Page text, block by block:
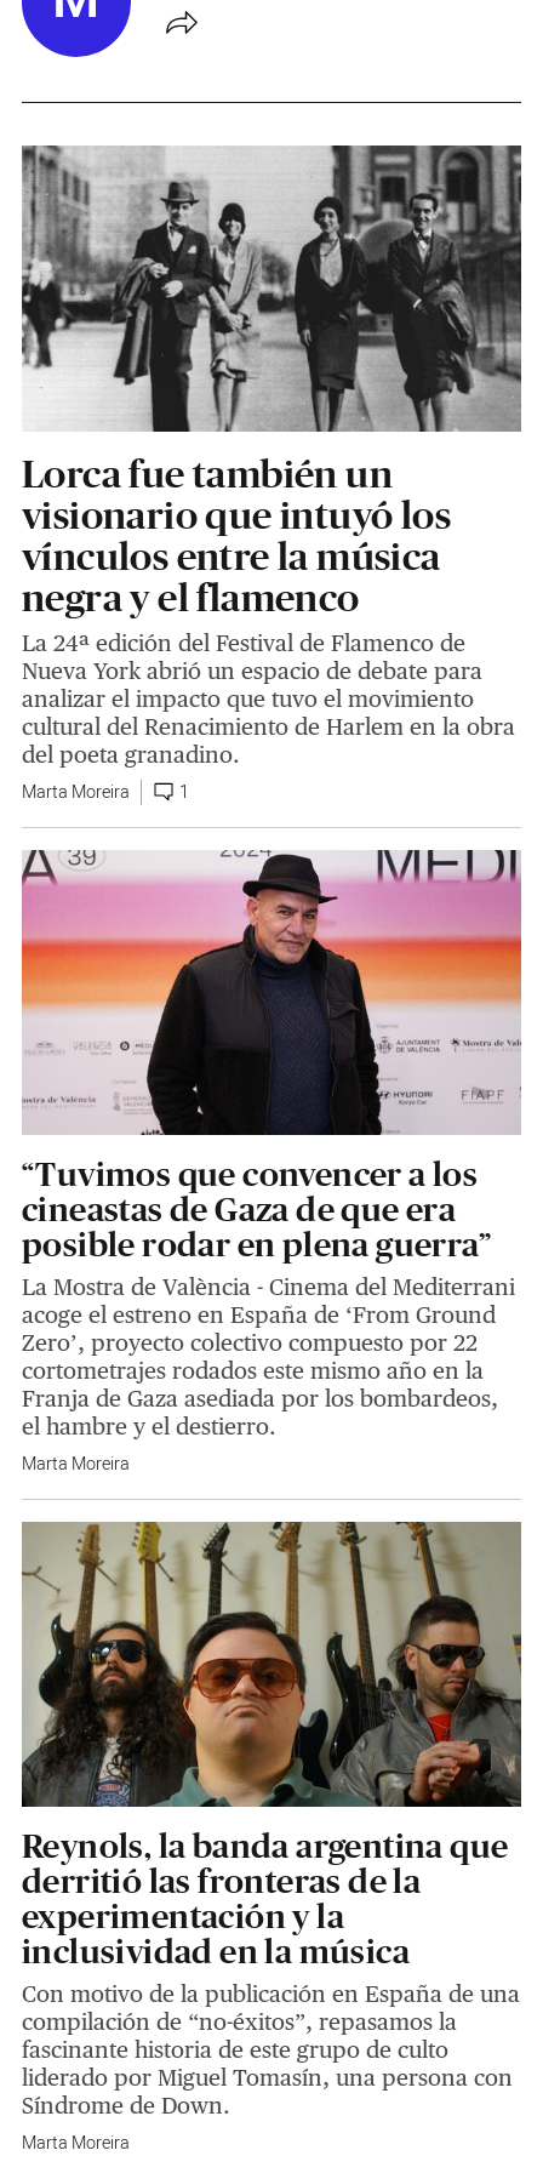
Lorca fue también un
visionario que intuyó los
vínculos entre la música
negra y el flamenco
La 24ª edición del Festival de Flamenco de
Nueva York abrió un espacio de debate para
analizar el impacto que tuvo el movimiento
cultural del Renacimiento de Harlem en la obra
del poeta granadino.
Marta Moreira 1
“Tuvimos que convencer a los
cineastas de Gaza de que era
posible rodar en plena guerra”
La Mostra de València - Cinema del Mediterrani
acoge el estreno en España de ‘From Ground
Zero’, proyecto colectivo compuesto por 22
cortometrajes rodados este mismo año en la
Franja de Gaza asediada por los bombardeos,
el hambre y el destierro.
Marta Moreira
Reynols, la banda argentina que
derritió las fronteras de la
experimentación y la
inclusividad en la música
Con motivo de la publicación en España de una
compilación de “no-éxitos”, repasamos la
fascinante historia de este grupo de culto
liderado por Miguel Tomasín, una persona con
Síndrome de Down.
Marta Moreira